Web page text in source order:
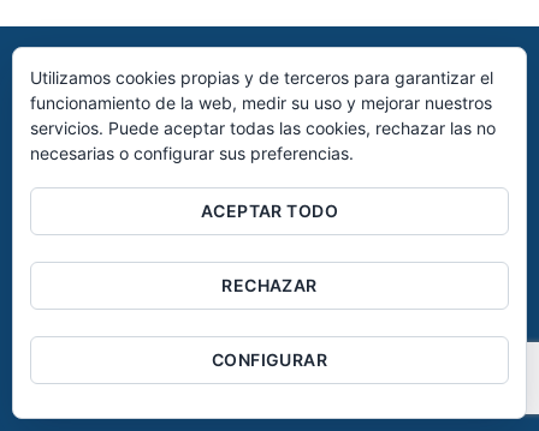
©2026 – INVERSIONES SALAZAR S.A , todos los derechos
reservados.
Utilizamos cookies propias y de terceros para garantizar el
funcionamiento de la web, medir su uso y mejorar nuestros
servicios. Puede aceptar todas las cookies, rechazar las no
necesarias o configurar sus preferencias.
ACEPTAR TODO
RECHAZAR
CONFIGURAR